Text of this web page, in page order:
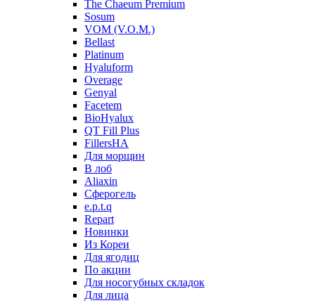
The Chaeum Premium
Sosum
VOM (V.O.M.)
Bellast
Platinum
Hyaluform
Overage
Genyal
Facetem
BioHyalux
QT Fill Plus
FillersHA
Для морщин
В лоб
Aliaxin
Сферогель
e.p.t.q
Repart
Новинки
Из Кореи
Для ягодиц
По акции
Для носогубных складок
Для лица